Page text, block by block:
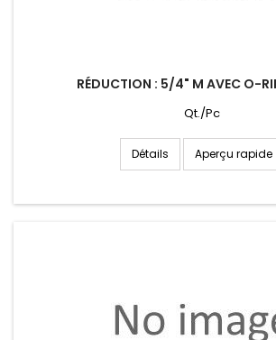
RÉDUCTION : 5/4" M AVEC O-
Qt./Pc
Détails Aperçu rapide